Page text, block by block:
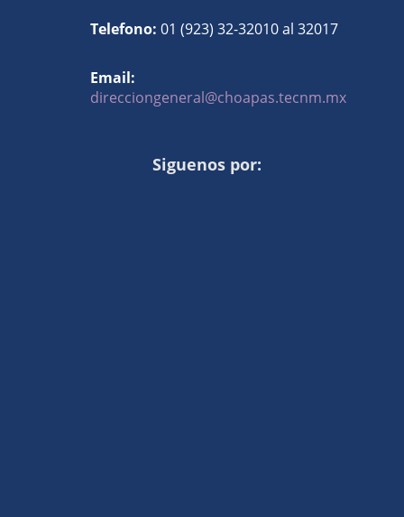
Telefono: 01 (923) 32-32010 al 32017
Email:
direcciongeneral@choapas.tecnm.mx
Siguenos por: